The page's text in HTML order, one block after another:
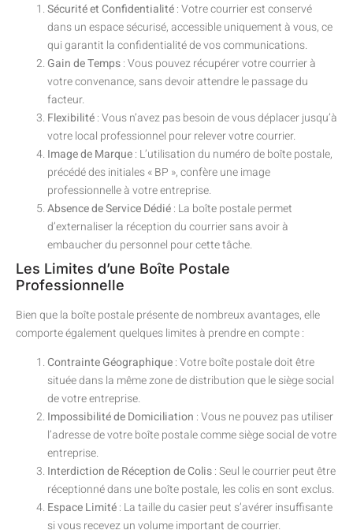
Sécurité et Confidentialité: Votre courrier est conservé
dans un espace sécurisé, accessible uniquement à vous, ce
qui garantit la confidentialité de vos communications.
Gain de Temps: Vous pouvez récupérer votre courrier à
votre convenance, sans devoir attendre le passage du
facteur.
Flexibilité: Vous n’avez pas besoin de vous déplacer jusqu’à
votre local professionnel pour relever votre courrier.
Image de Marque: L’utilisation du numéro de boîte postale,
précédé des initiales « BP », confère une image
professionnelle à votre entreprise.
Absence de Service Dédié: La boîte postale permet
d’externaliser la réception du courrier sans avoir à
embaucher du personnel pour cette tâche.
Les Limites d’une Boîte Postale
Professionnelle
Bien que la boîte postale présente de nombreux avantages, elle
comporte également quelques limites à prendre en compte :
Contrainte Géographique: Votre boîte postale doit être
située dans la même zone de distribution que le siège social
de votre entreprise.
Impossibilité de Domiciliation : Vous ne pouvez pas utiliser
l’adresse de votre boîte postale comme siège social de votre
entreprise.
Interdiction de Réception de Colis: Seul le courrier peut être
réceptionné dans une boîte postale, les colis en sont exclus.
Espace Limité: La taille du casier peut s’avérer insuffisante
si vous recevez un volume important de courrier.